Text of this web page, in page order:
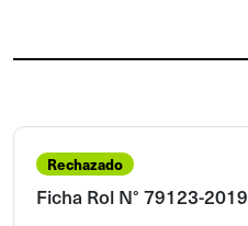
Rechazado
Ficha Rol N° 79123-2019